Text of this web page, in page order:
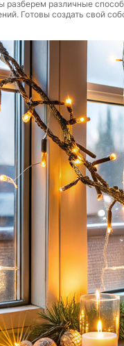
разберем различные
Готовы создать свой